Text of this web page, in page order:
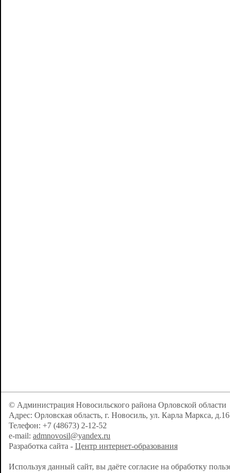
© Администрация Новосильского района Орловской области
Адрес: Орловская область, г. Новосиль, ул. Карла Маркса, д.16
Телефон: +7 (48673) 2-12-52
e-mail: admnovosil@yandex.ru
Разработка сайта - Центр интернет-образования
Используя данный сайт, вы даёте согласие на обработку